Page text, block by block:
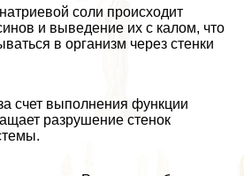
соли происходит
и выведение их с калом, что
в организм через стенки
счет выполнения функции
разрушение стенок